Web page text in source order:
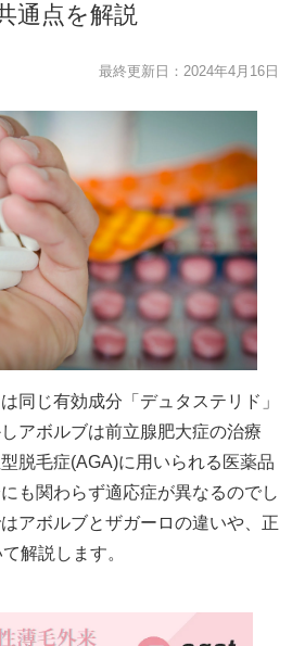
通点を解説
最終更新日：2024年4月16日
同じ有効成分「デュタステリド」
アボルブは前立腺肥大症の治療
脱毛症(AGA)に用いられる医薬品
も関わらず適応症が異なるのでし
アボルブとザガーロの違いや、正
解説します。